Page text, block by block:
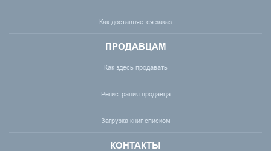
Как доставляется заказ
ПРОДАВЦАМ
Как здесь продавать
Регистрация продавца
Загрузка книг списком
КОНТАКТЫ